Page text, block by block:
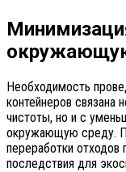
Необходимость
контейнеров связана
чистоты, но и с
окружающую среду.
переработки отходов
последствия для